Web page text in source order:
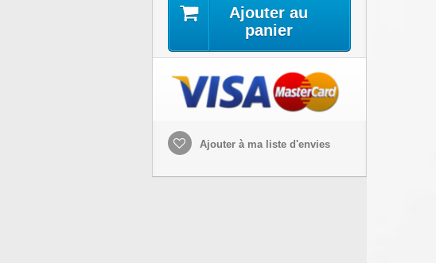
Ajouter au
panier
Ajouter à ma liste d'envies